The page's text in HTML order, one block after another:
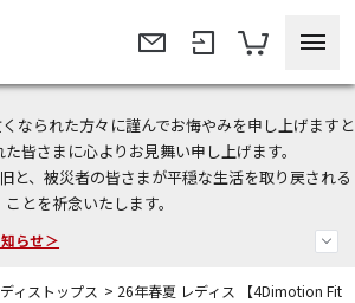
なられた方々に謹んでお悔やみを申し上げますと
皆さまに心よりお見舞い申し上げます。
と、被災者の皆さまが平穏な生活を取り戻される
ことを祈念いたします。
円OFFクーポンプレゼント！
らせ＞
発送・お問い合わせ＞
ィストップス > 26年春夏 レディス 【4Dimotion Fit